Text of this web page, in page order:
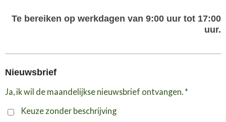
Te bereiken op werkdagen van 9:00 uur tot 17:00
uur.
Nieuwsbrief
Ja, ik wil de maandelijkse nieuwsbrief ontvangen. *
Keuze zonder beschrijving